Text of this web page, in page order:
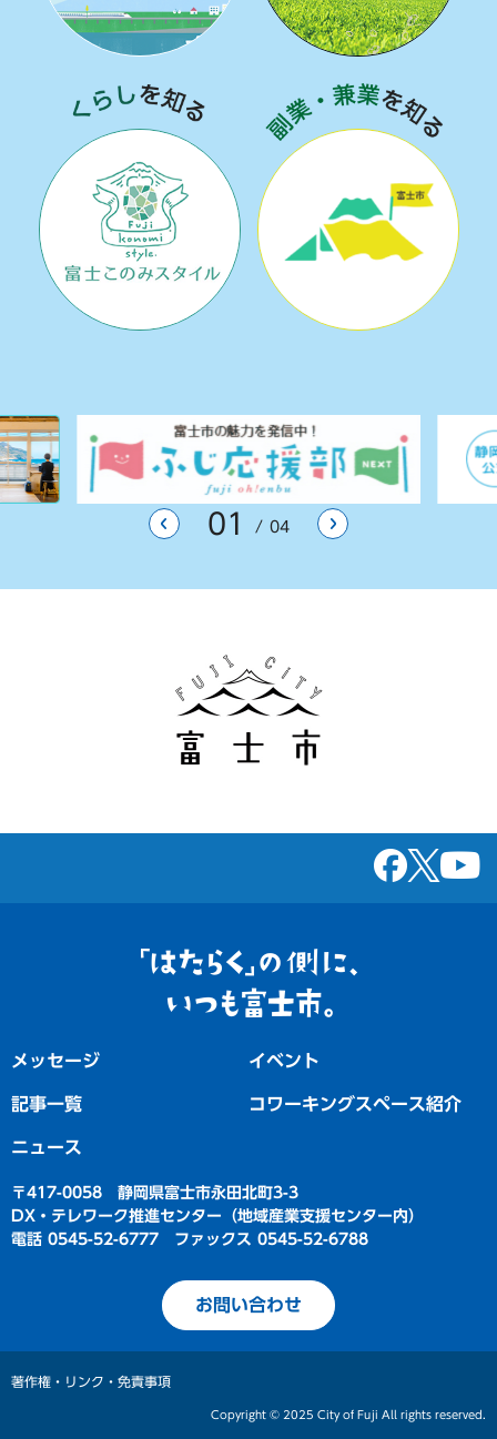
くらしを知る
前のスライドを表示
01 04 次のスライドを表
「はたらく」の側
に、
メッセージ イベント
記事一覧 コワーキングスペース紹介
ニュース
〒417-0058 静岡県富士市永田北町3-3
DX・テレワーク推進センター（地域産業支援センター内）
電話 0545-52-6777 ファックス 0545-52-6788
お問い合わせ
著作権・リンク・免責事項
Copyright © 2025 City of Fuji All rights reserved.